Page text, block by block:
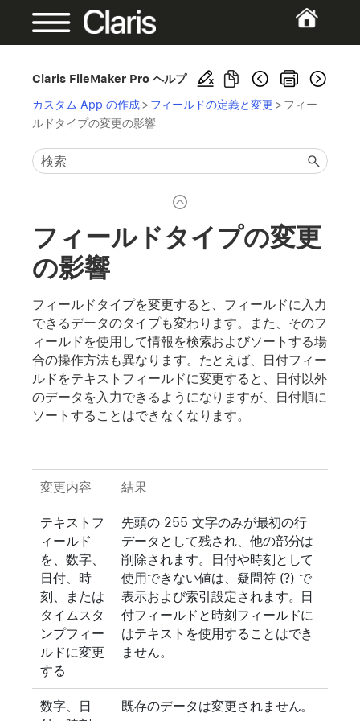
Claris FileMaker Pro ヘルプ
カスタム App の作成 > フィールドの定義と変更 > フィー
ルドタイプの変更の影響
フィールドタイプの変更
の影響
フィールドタイプを変更すると、フィールドに入力
できるデータのタイプも変わります。また、そのフ
ィールドを使用して情報を検索およびソートする場
合の操作方法も異なります。たとえば、日付フィー
ルドをテキストフィールドに変更すると、日付以外
のデータを入力できるようになりますが、日付順に
ソートすることはできなくなります。
変更内容 結果
テキストフ
ィールド
を、数字、
日付、時
刻、または
タイムスタ
ンプフィー
ルドに変更
する
先頭の 255 文字のみが最初の行
データとして残され、他の部分は
削除されます。日付や時刻として
使用できない値は、疑問符 (?) で
表示および索引設定されます。日
付フィールドと時刻フィールドに
はテキストを使用することはでき
ません。
数字、日
既存のデータは変更されません。